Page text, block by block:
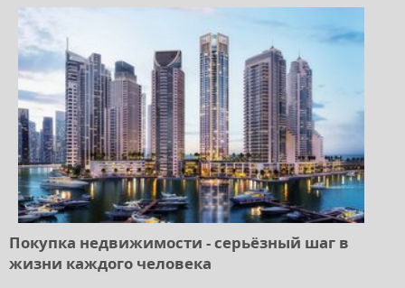
Покупка недвижимости - серьёзный шаг в
жизни каждого человека